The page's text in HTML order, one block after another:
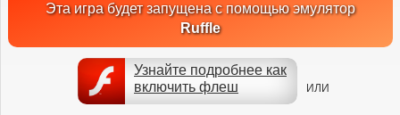
Эта игра будет запущена с помощью эмулятор
Ruffle
Узнайте подробнее как
включить флеш
ИЛИ